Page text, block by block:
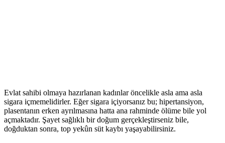
Evlat sahibi olmaya hazırlanan kadınlar öncelikle asla ama asla
sigara içmemelidirler. Eğer sigara içiyorsanız bu; hipertansiyon,
plasentanın erken ayrılmasına hatta ana rahminde ölüme bile yol
açmaktadır. Şayet sağlıklı bir doğum gerçekleştirseniz bile,
doğduktan sonra, top yekûn süt kaybı yaşayabilirsiniz.